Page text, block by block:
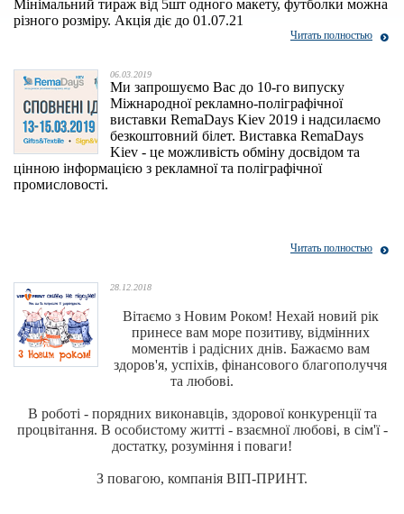
Мінімальний тираж від 5шт одного макету, футболки можна
різного розміру. Акція діє до 01.07.21
Читать полностью
06.03.2019
Ми запрошуємо Вас до 10-го випуску
Міжнародної рекламно-поліграфічної
виставки RemaDays Kiev 2019 і надсилаємо
безкоштовний білет. Виставка RemaDays
Kiev - це можливість обміну досвідом та
цінною інформацією з рекламної та поліграфічної
промисловості.
Читать полностью
28.12.2018
Вітаємо з Новим Роком! Нехай новий рік
принесе вам море позитиву, відмінних
моментів і радісних днів. Бажаємо вам
здоров'я, успіхів, фінансового благополуччя
та любові.
В роботі - порядних виконавців, здорової конкуренції та
процвітання. В особистому житті - взаємної любові, в сім'ї -
достатку, розуміння і поваги!
З повагою, компанія ВІП-ПРИНТ.